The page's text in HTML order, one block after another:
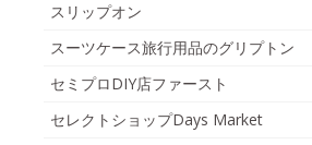
スリップオン
スーツケース旅行用品のグリプトン
セミプロDIY店ファースト
セレクトショップDays Market